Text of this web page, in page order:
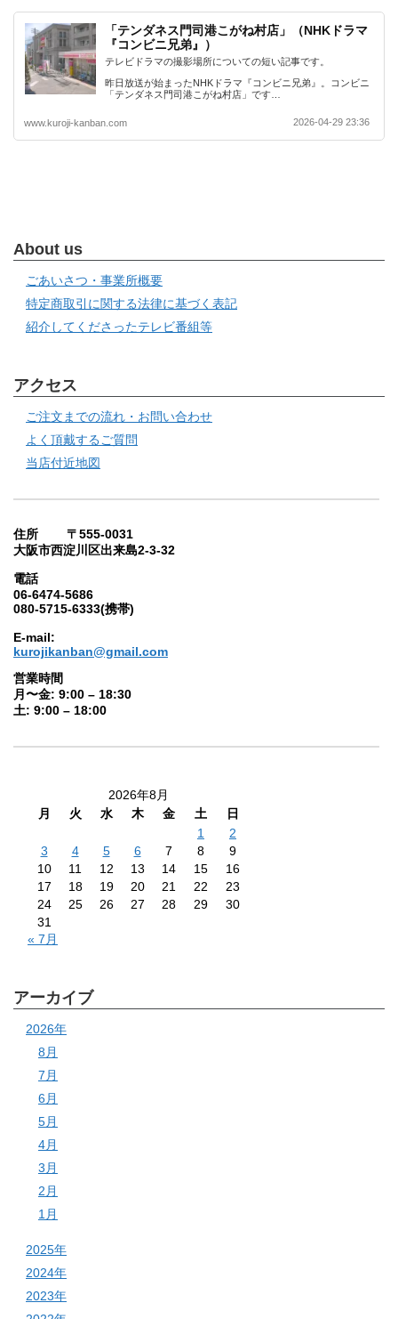
「テンダネス門司港こがね村店」（NHKドラマ
『コンビニ兄弟』）
テレビドラマの撮影場所についての短い記事です。
昨日放送が始まったNHKドラマ『コンビニ兄弟』。コンビニ
「テンダネス門司港こがね村店」です…
www.kuroji-kanban.com 2026-04-29 23:36
About us
ごあいさつ・事業所概要
特定商取引に関する法律に基づく表記
紹介してくださったテレビ番組等
アクセス
ご注文までの流れ・お問い合わせ
よく頂戴するご質問
当店付近地図
住所 〒555-0031
大阪市西淀川区出来島2-3-32
電話
06-6474-5686
080-5715-6333(携帯)
E-mail:
kurojikanban@gmail.com
営業時間
月〜金: 9:00 – 18:30
土: 9:00 – 18:00
2026年8月
月
火 水 木 金 土
日
1
2
3
4 5 6 7 8
9
10
11 12 13 14 15
16
17
18 19 20 21 22
23
24
25 26 27 28 29
30
31
« 7月
アーカイブ
2026年
8月
7月
6月
5月
4月
3月
2月
1月
2025年
2024年
2023年